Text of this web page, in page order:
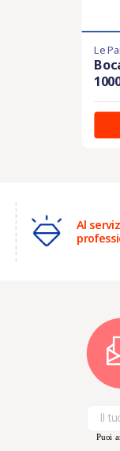
Le
Al
Puoi